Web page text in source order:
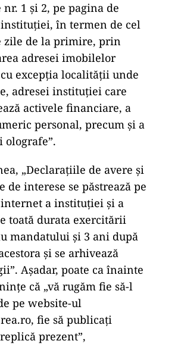
1 și 2, pe pagina de
în termen de cel
zile de la primire, prin
adresei imobilelor
excepția localității unde
adresei instituției care
activele financiare, a
personal, precum și a
olografe”.
„Declarațiile de avere și
de interese se păstrează pe
a instituției și a
toată durata exercitării
mandatului și 3 ani după
și se arhivează
Așadar, poate ca înainte
că „vă rugăm fie să-l
pe website-ul
fie să publicați
prezent”,